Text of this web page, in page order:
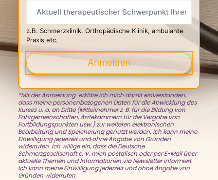
z.B. Schmerzklinik, Orthopädische Klinik, ambulante
Praxis etc.
Anmelden
*Mit der Anmeldung erkläre ich mich damit einverstanden,
dass meine personenbezogenen Daten für die Abwicklung des
Kurses u. a. an Dritte (Mitteilnehmer z. B. für die Bildung von
Fahrgemeinschaften, Ärztekammern für die Vergabe von
Fortbildungspunkten usw.) zur weiteren elektronischen
Bearbeitung und Speicherung genutzt werden. Ich kann meine
Einwilligung jederzeit und ohne Angabe von Gründen
widerrufen. Ich willige ein, dass die Deutsche
Schmerzgesellschaft e. V. mich postalisch oder per E-Mail über
aktuelle Themen und Informationen via Newsletter informiert.
Ich kann meine Einwilligung jederzeit und ohne Angabe von
Gründen widerrufen.